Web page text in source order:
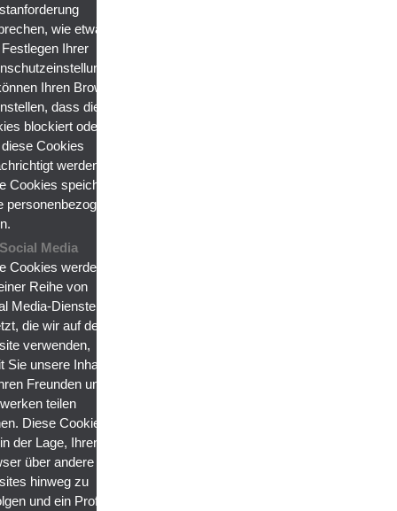
wie etwa
Ihrer
Ihren Browser
dass diese
blockiert oder Sie
Cookies
werden.
Cookies speichern
personenbezogenen
Media
Cookies werden
Reihe von
Media-Diensten
die wir auf der
verwenden,
Sie unsere Inhalte
Freunden und
teilen
Diese Cookies
der Lage, Ihren
über andere
hinweg zu
und ein Profil